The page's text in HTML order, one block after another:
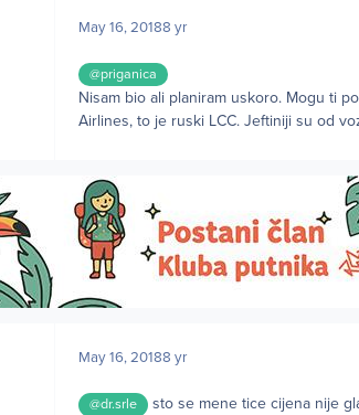
May 16, 20188 yr
@priganica
Nisam bio ali planiram uskoro. Mogu ti
Airlines, to je ruski LCC. Jeftiniji su od
May 16, 20188 yr
@dr.srle
sto se mene tice cijena nije